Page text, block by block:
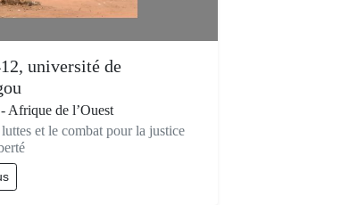
université de
Afrique de l’Ouest
et le combat pour la justice